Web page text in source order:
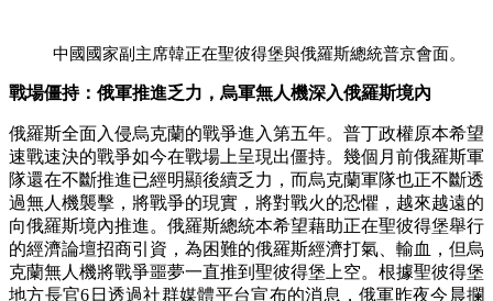
中國國家副主席韓正在聖彼得堡與俄羅斯總統普京會面。
戰場僵持：俄軍推進乏力，烏軍無人機深入俄羅斯境內
俄羅斯全面入侵烏克蘭的戰爭進入第五年。普丁政權原本希望
速戰速決的戰爭如今在戰場上呈現出僵持。幾個月前俄羅斯軍
隊還在不斷推進已經明顯後續乏力，而烏克蘭軍隊也正不斷透
過無人機襲擊，將戰爭的現實，將對戰火的恐懼，越來越遠的
向俄羅斯境內推進。俄羅斯總統本希望藉助正在聖彼得堡舉行
的經濟論壇招商引資，為困難的俄羅斯經濟打氣、輸血，但烏
克蘭無人機將戰爭噩夢一直推到聖彼得堡上空。根據聖彼得堡
地方長官6日透過社群媒體平台宣布的消息，俄軍昨夜今晨攔